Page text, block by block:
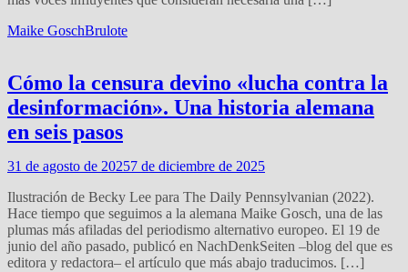
Maike GoschBrulote
Cómo la censura devino «lucha contra la
desinformación». Una historia alemana
en seis pasos
31 de agosto de 20257 de diciembre de 2025
Ilustración de Becky Lee para The Daily Pennsylvanian (2022).
Hace tiempo que seguimos a la alemana Maike Gosch, una de las
plumas más afiladas del periodismo alternativo europeo. El 19 de
junio del año pasado, publicó en NachDenkSeiten –blog del que es
editora y redactora– el artículo que más abajo traducimos. […]